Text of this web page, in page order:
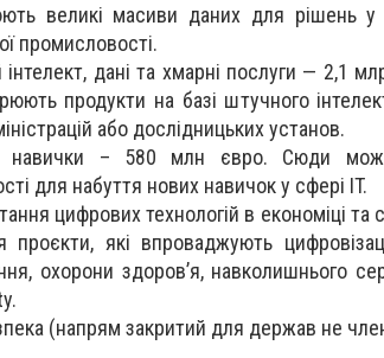
великі масиви даних для рішень у
промисловості.
дані та хмарні послуги — 2,1
продукти на базі штучного
або дослідницьких установ.
навички – 580 млн євро. Сюди
для набуття нових навичок у сфері IT.
цифрових технологій в економіці
проєкти, які впроваджують
охорони здоров’я, навколишнього
(напрям закритий для держав не